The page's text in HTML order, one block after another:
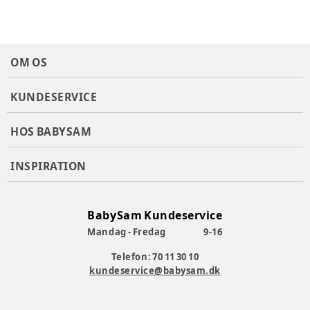
OM OS
KUNDESERVICE
HOS BABYSAM
INSPIRATION
BabySam Kundeservice
Mandag - Fredag
9-16
Telefon: 70 11 30 10
kundeservice@babysam.dk